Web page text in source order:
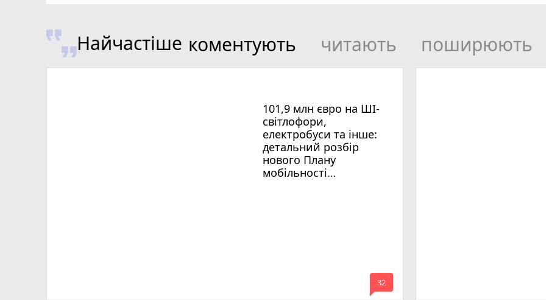
Найчастіше коментують читають поширюють
101,9 млн євро на ШІ-
світлофори,
електробуси та інше:
детальний розбір
нового Плану
мобільності
mode_comment
32